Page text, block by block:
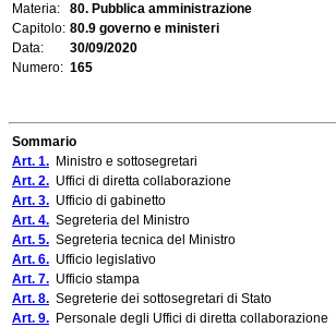
Materia:
80. Pubblica amministrazione
Capitolo: 80.9 governo e ministeri
Data:
30/09/2020
Numero: 165
Sommario
Art. 1. Ministro e sottosegretari
Art. 2. Uffici di diretta collaborazione
Art. 3. Ufficio di gabinetto
Art. 4. Segreteria del Ministro
Art. 5. Segreteria tecnica del Ministro
Art. 6. Ufficio legislativo
Art. 7. Ufficio stampa
Art. 8. Segreterie dei sottosegretari di Stato
Art. 9. Personale degli Uffici di diretta collaborazione